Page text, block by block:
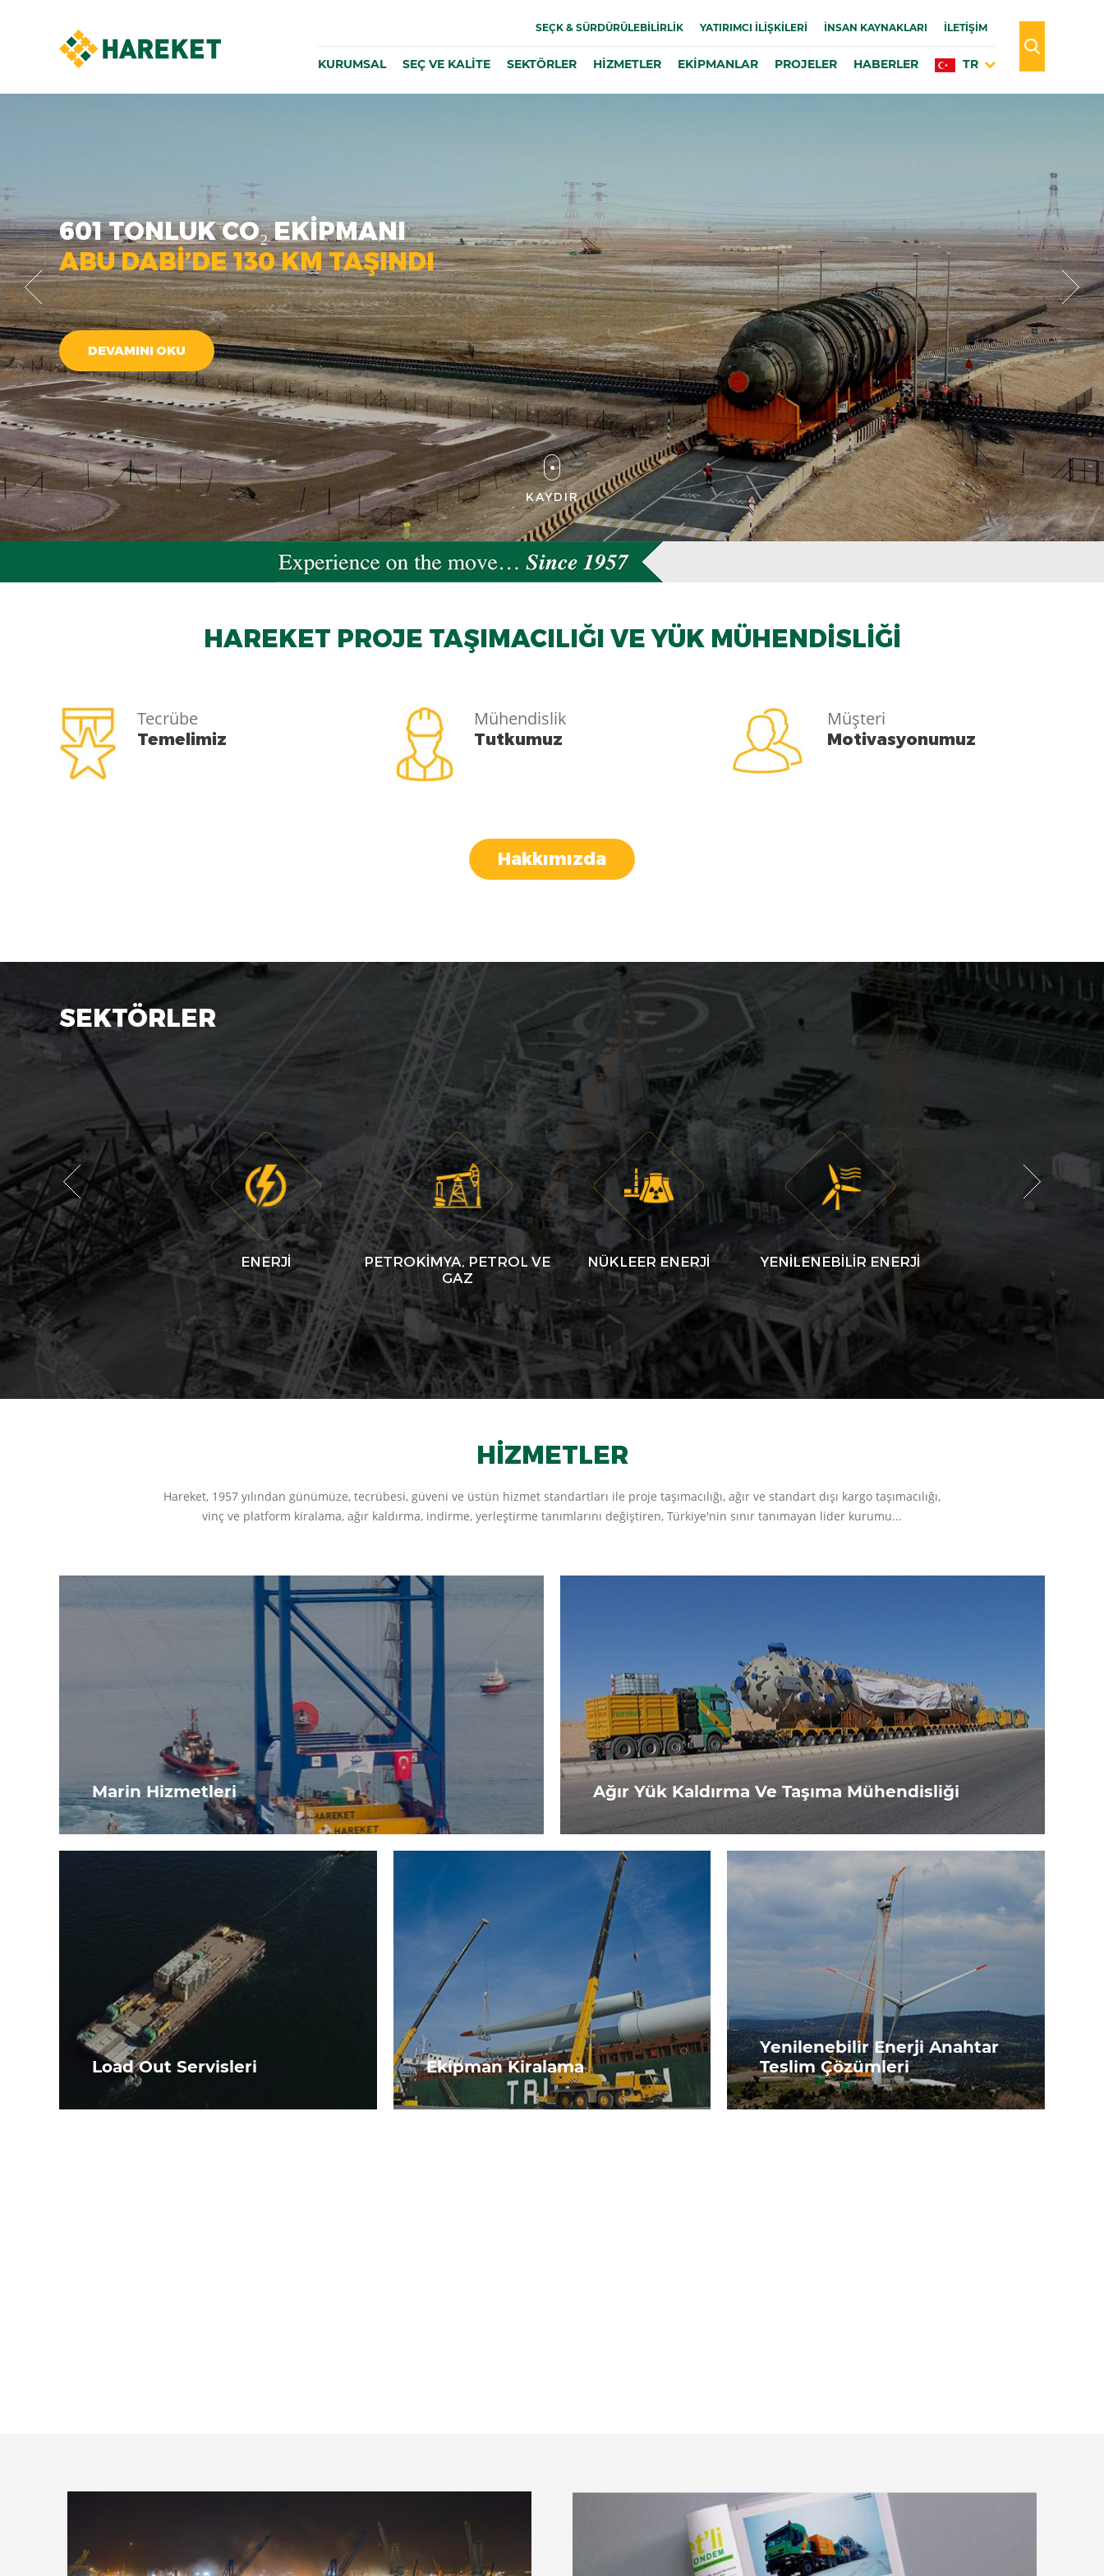
SEÇK & SÜRDÜRÜLEBİLİRLİK YATIRIMCI İLIŞKILERI İNSAN KAYNAKLARI İLETİŞİM
KURUMSAL SEÇ VE KALİTE SEKTÖRLER HİZMETLER EKİPMANLAR PROJELER HABERLER TR
601 TONLUK CO₂ EKIPMANI
ABU DABI’DE 130 KM TAŞINDI
DEVAMINI OKU
KAYDIR
HAREKET PROJE TAŞIMACILIĞI VE YÜK MÜHENDISLIĞI
Tecrübe
Temelimiz
Mühendislik
Tutkumuz
Müşteri
Motivasyonumuz
Hakkımızda
SEKTÖRLER
ENERJİ
PETROKİMYA, PETROL VE
GAZ
NÜKLEER ENERJİ YENİLENEBİLİR ENERJİ
HIZMETLER
Hareket, 1957 yılından günümüze, tecrübesi, güveni ve üstün hizmet standartları ile proje taşımacılığı, ağır ve standart dışı kargo taşımacılığı,
vinç ve platform kiralama, ağır kaldırma, indirme, yerleştirme tanımlarını değiştiren, Türkiye'nin sınır tanımayan lider kurumu...
Marin Hizmetleri Ağır Yük Kaldırma Ve Taşıma Mühendisliği
Load Out Servisleri Ekipman Kiralama
Yenilenebilir Enerji Anahtar
Teslim Çözümleri